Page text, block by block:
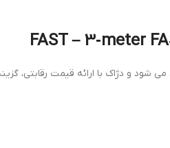
شود و دژاک با ارائه قیمت رقابتی،